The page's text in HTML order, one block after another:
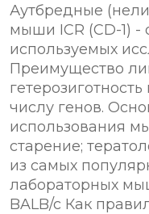
Аутбредные
мыши ICR (CD-1) -
используемых
Преимущество
числу генов.
использования
старение;
из самых
лабораторных
BALB/c Как